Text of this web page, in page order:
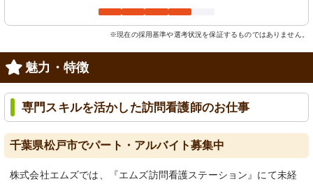
※現在の採用基準や選考状況を保証するものではありません。
魅力・特徴
専門スキルを活かした訪問看護師のお仕事
千葉県松戸市でパート・アルバイト募集中
株式会社エムズでは、『エムズ訪問看護ステーション』にて未経